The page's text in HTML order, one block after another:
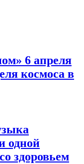
6 апреля
космоса в
одной
здоровьем